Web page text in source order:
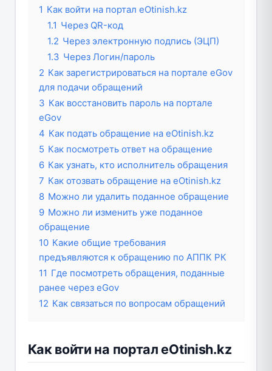
1 Как войти на портал eOtinish.kz
1.1 Через QR-код
1.2 Через электронную подпись (ЭЦП)
1.3 Через Логин/пароль
2 Как зарегистрироваться на портале eGov
для подачи обращений
3 Как восстановить пароль на портале
eGov
4 Как подать обращение на eOtinish.kz
5 Как посмотреть ответ на обращение
6 Как узнать, кто исполнитель обращения
7 Как отозвать обращение на eOtinish.kz
8 Можно ли удалить поданное обращение
9 Можно ли изменить уже поданное
обращение
10 Какие общие требования
предъявляются к обращению по АППК РК
11 Где посмотреть обращения, поданные
ранее через eGov
12 Как связаться по вопросам обращений
Как войти на портал eOtinish.kz